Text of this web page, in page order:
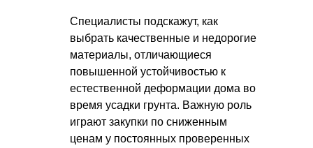
Специалисты подскажут, как
выбрать качественные и недорогие
материалы, отличающиеся
повышенной устойчивостью к
естественной деформации дома во
время усадки грунта. Важную роль
играют закупки по сниженным
ценам у постоянных проверенных